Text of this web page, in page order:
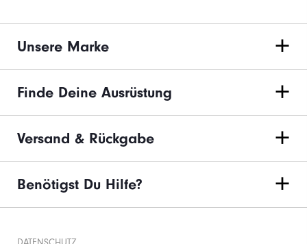
Unsere Marke
Finde Deine Ausrüstung
Versand & Rückgabe
Benötigst Du Hilfe?